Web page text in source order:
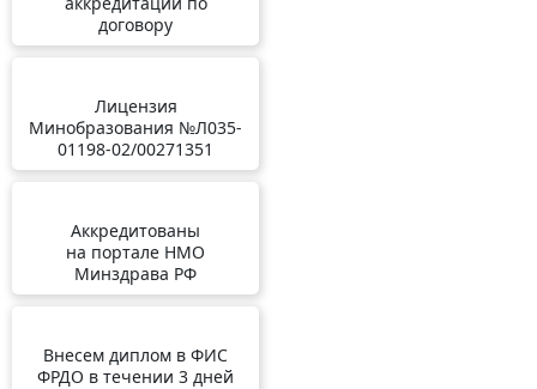
договору
Лицензия
Минобразования №Л035-
01198-02/00271351
Аккредитованы
на портале НМО
Минздрава РФ
Внесем диплом в ФИС
ФРДО в течении 3 дней